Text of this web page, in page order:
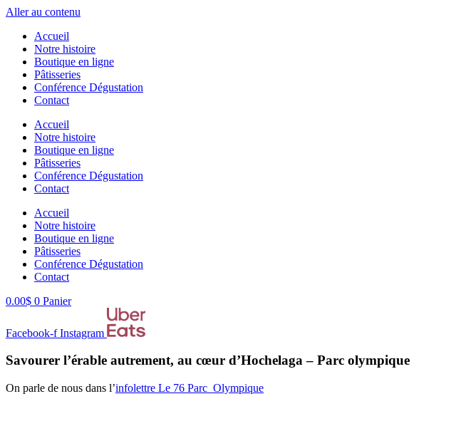
Aller au contenu
Accueil
Notre histoire
Boutique en ligne
Pâtisseries
Conférence Dégustation
Contact
Accueil
Notre histoire
Boutique en ligne
Pâtisseries
Conférence Dégustation
Contact
Accueil
Notre histoire
Boutique en ligne
Pâtisseries
Conférence Dégustation
Contact
0.00$ 0 Panier
Facebook-f Instagram
Savourer l’érable autrement, au cœur d’Hochelaga – Parc olympique
On parle de nous dans l’infolettre Le 76 Parc_Olympique